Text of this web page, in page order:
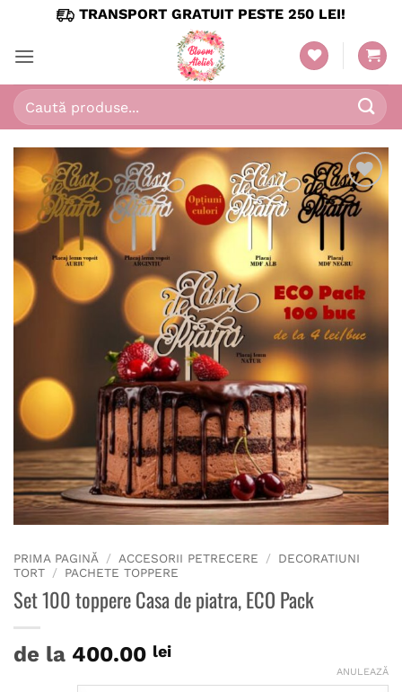
content
TRANSPORT GRATUIT PESTE 250 LEI!
Caută
după:
Adaugă
wishlist
PRIMA PAGINĂ / ACCESORII PETRECERE / DECORATIUNI
TORT / PACHETE TOPPERE
Set 100 toppere Casa de piatra, ECO Pack
de la 400.00 lei
ANULEAZĂ